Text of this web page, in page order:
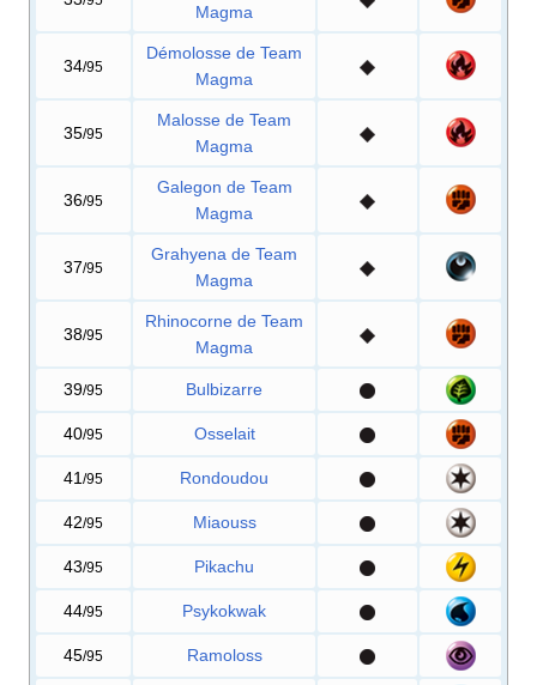
Magma
34/95
Démolosse de Team
Magma
35/95
Malosse de Team
Magma
36/95
Galegon de Team
Magma
37/95
Grahyena de Team
Magma
38/95
Rhinocorne de Team
Magma
39/95 Bulbizarre
40/95 Osselait
41 /95 Rondoudou
42/95 Miaouss
43/95 Pikachu
44/95 Psykokwak
45/95 Ramoloss